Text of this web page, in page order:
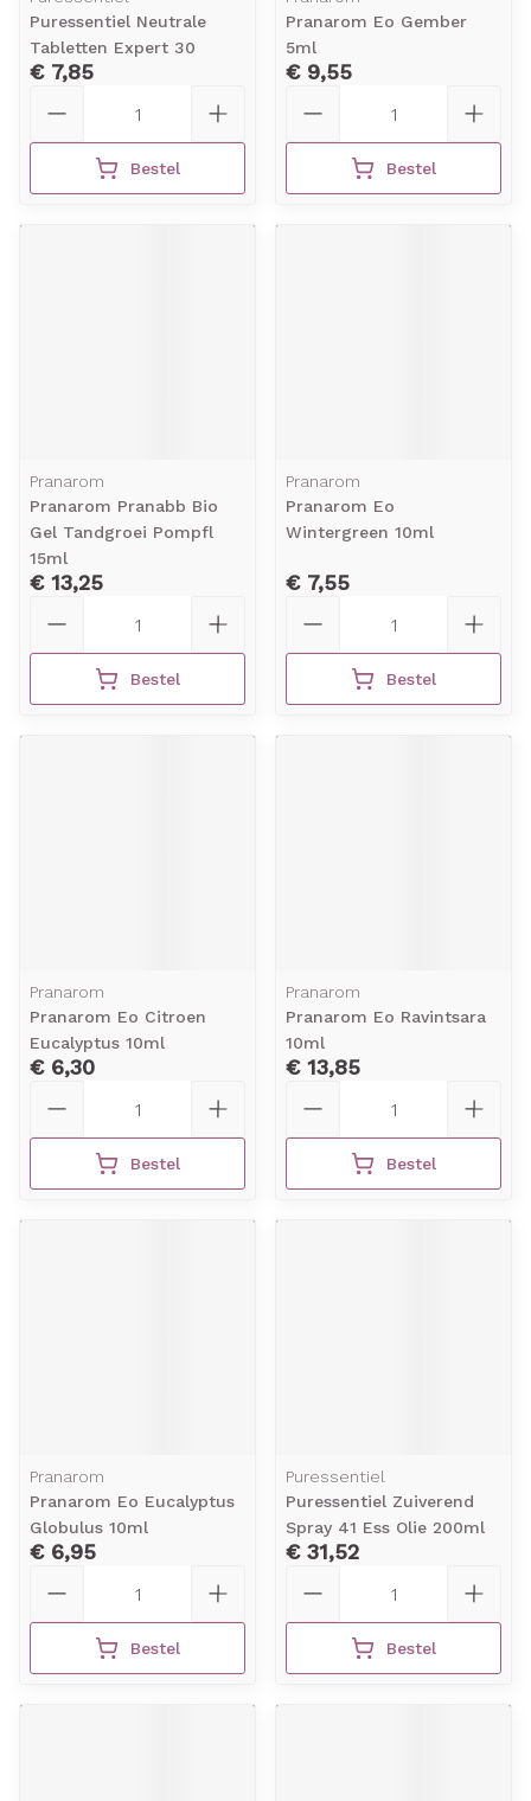
Puressentiel Neutrale
Tabletten Expert 30
€ 7,85
Bestel
Pranarom Eo Gember
5ml
€ 9,55
Bestel
Pranarom
Pranarom Pranabb Bio
Gel Tandgroei Pompfl
15ml
€ 13,25
Bestel
Pranarom
Pranarom Eo
Wintergreen 10ml
€ 7,55
Bestel
Pranarom
Pranarom Eo Citroen
Eucalyptus 10ml
€ 6,30
Bestel
Pranarom
Pranarom Eo Ravintsara
10ml
€ 13,85
Bestel
Pranarom
Pranarom Eo Eucalyptus
Globulus 10ml
€ 6,95
Bestel
Puressentiel
Puressentiel Zuiverend
Spray 41 Ess Olie 200ml
€ 31,52
Bestel